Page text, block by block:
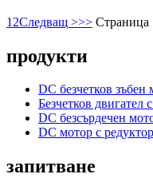
1 2Следващ >>> Страница
продукти
DC безчетков зъбен
Безчетков двигател
DC безсърдечен
DC мотор с редуктор
запитване